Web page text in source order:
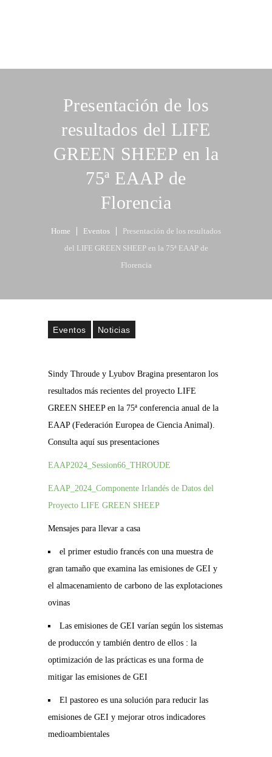
Presentación de los
resultados del LIFE
GREEN SHEEP en la
75ª EAAP de
Florencia
Home Eventos
Presentación de los resultados
del LIFE GREEN SHEEP en la 75ª EAAP de
Florencia
Eventos Noticias
Sindy Throude y Lyubov Bragina presentaron los
resultados más recientes del proyecto LIFE
GREEN SHEEP en la 75ª conferencia anual de la
EAAP (Federación Europea de Ciencia Animal).
Consulta aquí sus presentaciones
EAAP2024_Session66_THROUDE
EAAP_2024_Componente Irlandés de Datos del
Proyecto LIFE GREEN SHEEP
Mensajes para llevar a casa
el primer estudio francés con una muestra de
gran tamaño que examina las emisiones de GEI y
el almacenamiento de carbono de las explotaciones
ovinas
Las emisiones de GEI varían según los sistemas
de produccón y también dentro de ellos : la
optimización de las prácticas es una forma de
mitigar las emisiones de GEI
El pastoreo es una solución para reducir las
emisiones de GEI y mejorar otros indicadores
medioambientales